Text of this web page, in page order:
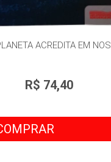
ACREDITA EM NOS
R$ 74,40